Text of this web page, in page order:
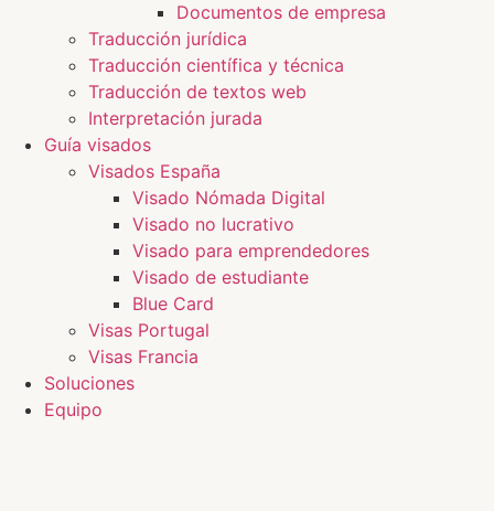
Documentos de empresa
Traducción jurídica
Traducción científica y técnica
Traducción de textos web
Interpretación jurada
Guía visados
Visados España
Visado Nómada Digital
Visado no lucrativo
Visado para emprendedores
Visado de estudiante
Blue Card
Visas Portugal
Visas Francia
Soluciones
Equipo